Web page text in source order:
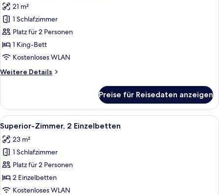
für
Superior-
Zimmer,
1 King-
Bett
21 m²
1 Schlafzimmer
Platz für 2 Personen
1 King-Bett
Kostenloses WLAN
Weitere Details
Weitere
Zimmer,
1 King-
Bett
Preise für Reisedaten anzeigen
Alle
Fotos
für
Superior-
Zimmer,
2 Einzelbetten
anzeigen
Ein Hotelzimmer mit zwei Betten,
7
Superior-Zimmer, 2 Einzelbetten
23 m²
1 Schlafzimmer
Platz für 2 Personen
2 Einzelbetten
Kostenloses WLAN